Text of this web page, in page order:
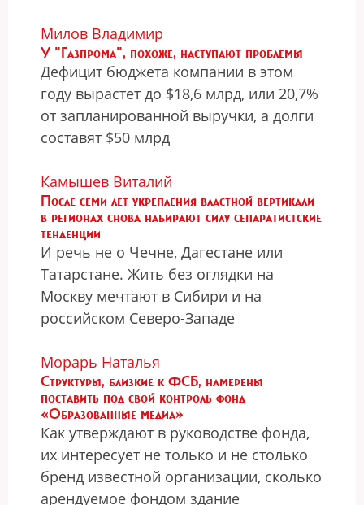
Милов Владимир
У "Газпрома", похоже, наступают проблемы
Дефицит бюджета компании в этом
году вырастет до $18,6 млрд, или 20,7%
от запланированной выручки, а долги
составят $50 млрд
Камышев Виталий
После семи лет укрепления властной вертикали
в регионах снова набирают силу сепаратистские
тенденции
И речь не о Чечне, Дагестане или
Татарстане. Жить без оглядки на
Москву мечтают в Сибири и на
российском Северо-Западе
Морарь Наталья
Структуры, близкие к ФСБ, намерены
поставить под свой контроль фонд
«Образованные медиа»
Как утверждают в руководстве фонда,
их интересует не только и не столько
бренд известной организации, сколько
арендуемое фондом здание